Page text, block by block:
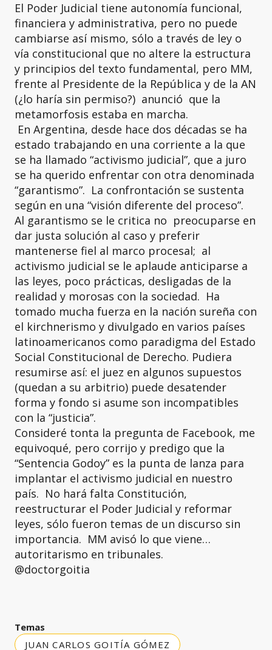
El Poder Judicial tiene autonomía funcional,
financiera y administrativa, pero no puede
cambiarse así mismo, sólo a través de ley o
vía constitucional que no altere la estructura
y principios del texto fundamental, pero MM,
frente al Presidente de la República y de la AN
(¿lo haría sin permiso?) anunció que la
metamorfosis estaba en marcha.
En Argentina, desde hace dos décadas se ha
estado trabajando en una corriente a la que
se ha llamado “activismo judicial”, que a juro
se ha querido enfrentar con otra denominada
“garantismo”. La confrontación se sustenta
según en una “visión diferente del proceso”.
Al garantismo se le critica no preocuparse en
dar justa solución al caso y preferir
mantenerse fiel al marco procesal; al
activismo judicial se le aplaude anticiparse a
las leyes, poco prácticas, desligadas de la
realidad y morosas con la sociedad. Ha
tomado mucha fuerza en la nación sureña con
el kirchnerismo y divulgado en varios países
latinoamericanos como paradigma del Estado
Social Constitucional de Derecho. Pudiera
resumirse así: el juez en algunos supuestos
(quedan a su arbitrio) puede desatender
forma y fondo si asume son incompatibles
con la “justicia”.
Consideré tonta la pregunta de Facebook, me
equivoqué, pero corrijo y predigo que la
“Sentencia Godoy” es la punta de lanza para
implantar el activismo judicial en nuestro
país. No hará falta Constitución,
reestructurar el Poder Judicial y reformar
leyes, sólo fueron temas de un discurso sin
importancia. MM avisó lo que viene…
autoritarismo en tribunales.
@doctorgoitia
Temas
JUAN CARLOS GOITÍA GÓMEZ